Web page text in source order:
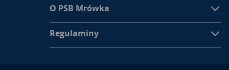
O PSB Mrówka
Regulaminy